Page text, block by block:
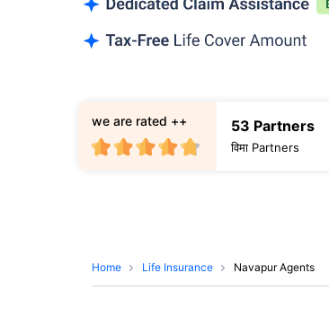
53 Partners
विमा Partners
we are rated ++
Home Life Insurance Navapur Agents